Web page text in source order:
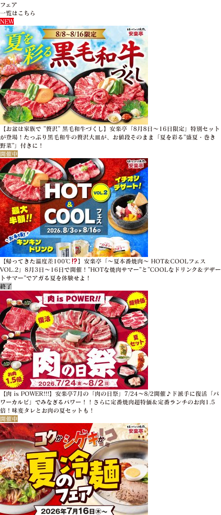
フェア
一覧はこちら
NEW
【お盆は家族で ”贅沢” 黒毛和牛づくし】安楽亭「8月8日～16日限定」特別セット
が登場！たっぷり黒毛和牛の贅沢大皿が、お値段そのまま「夏を彩る”盛夏・巻き
野菜”」付きに！
開催中
【帰ってきた温度差100℃
】安楽亭「～夏本番焼肉～ HOT＆COOLフェス
VOL.2」8月3日～16日で開催！”HOTな焼肉サマー”と”COOLなドリンク＆デザー
トサマー”でアガる夏を体験せよ！
終了
【肉 is POWER!!!】安楽亭7月の「肉の日祭」7/24～8/2開催♪ド派手に復活「パ
ワーカルビ」でみなぎるパワー！！さらに定番焼肉超特価＆定番ランチのお肉1.5
倍！味変タレとお肉の夏セットも！
開催中